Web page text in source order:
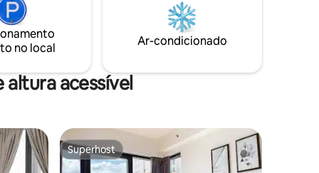
mochileiros, turistas, viajantes de
negócios, família com crianças, baías de
estacionamento gratuito! Baseado em
primeiro a chegar, primeiro a servir, se
Apt.
no local
Ar-condicionado
acessível
Superhost
Superhost